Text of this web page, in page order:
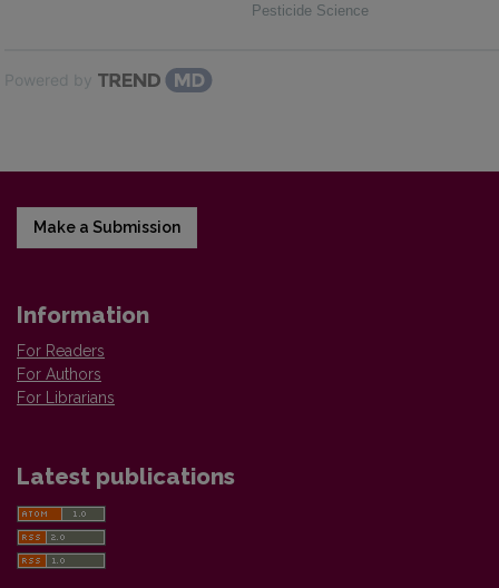
Pesticide Science
Powered by
Make a Submission
Information
For Readers
For Authors
For Librarians
Latest publications